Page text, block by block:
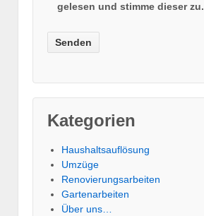
gelesen und stimme dieser zu.
Kategorien
Haushaltsauflösung
Umzüge
Renovierungsarbeiten
Gartenarbeiten
Über uns…